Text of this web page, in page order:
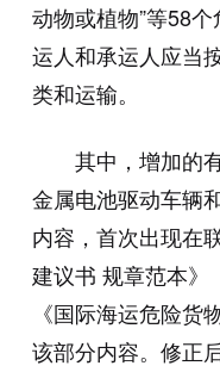
动物或植物”等58
运人和承运人应当
类和运输。
其中，增加的
金属电池驱动车辆
内容，首次出现在
建议书 规章范本》
《国际海运危险货
该部分内容。修正